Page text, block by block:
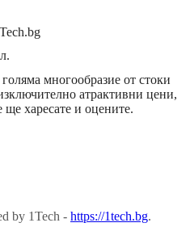
многообразие от стоки
атрактивни цени,
харесате и оцените.
by 1Tech - https://1tech.bg.